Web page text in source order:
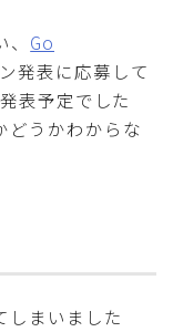
Go
発表に応募して
表予定でした
どうかわからな
しまいました